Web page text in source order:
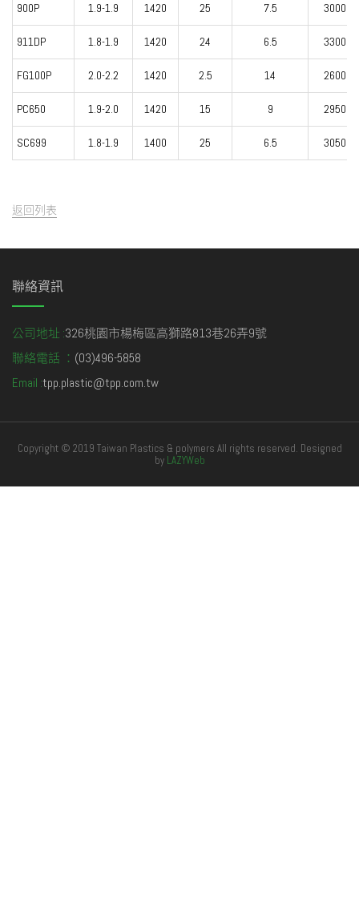
900P 1.9-1.9 1420 25 7.5 3000
911DP 1.8-1.9 1420 24 6.5 3300
FG100P 2.0-2.2 1420 2.5 14 2600
PC650 1.9-2.0 1420 15 9 2950
SC699 1.8-1.9 1400 25 6.5 3050
返回列表
聯絡資訊
公司地址 :326桃園市楊梅區高獅路813巷26弄9號
聯絡電話 ： (03)496-5858
Email :tpp.plastic@tpp.com.tw
Copyright © 2019 Taiwan Plastics & polymers All rights reserved. Designed
by LAZYWeb